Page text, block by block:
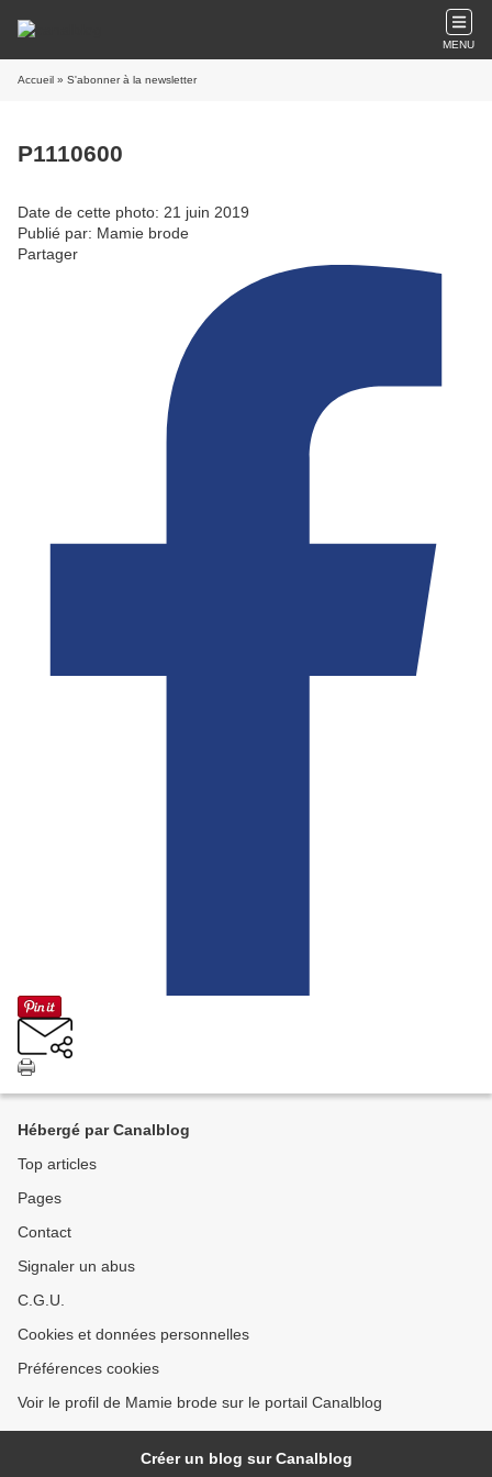
MENU
Accueil » S'abonner à la newsletter
P1110600
Date de cette photo: 21 juin 2019
Publié par: Mamie brode
Partager
Hébergé par Canalblog
Top articles
Pages
Contact
Signaler un abus
C.G.U.
Cookies et données personnelles
Préférences cookies
Voir le profil de Mamie brode sur le portail Canalblog
Créer un blog sur Canalblog